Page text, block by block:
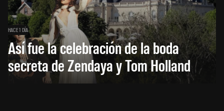
HACE 1 DÍA
Así fue la celebración de la boda
secreta de Zendaya y Tom Holland